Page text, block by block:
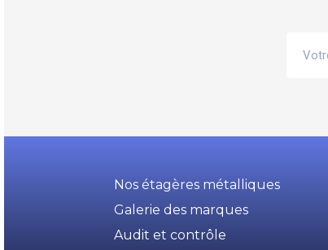
Nos étagères métalliques
Galerie des marques
Audit et contrôle